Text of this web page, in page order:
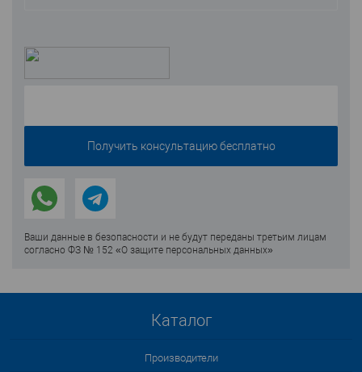
Ваши данные в безопасности и не будут переданы третьим лицам
согласно ФЗ № 152 «О защите персональных данных»
Каталог
Производители